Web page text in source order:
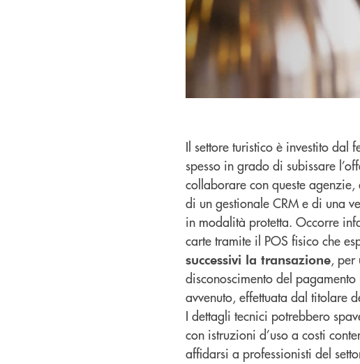
Il settore turistico è investito dal
spesso in grado di subissare
collaborare con queste
di un gestionale CRM e di una
in modalità protetta. Occorre
carte tramite il POS fisico che
successivi la transazione, per
disconoscimento del pagamento
avvenuto, effettuata dal titolare
I dettagli tecnici potrebbero
con istruzioni d’uso a costi
affidarsi a professionisti del